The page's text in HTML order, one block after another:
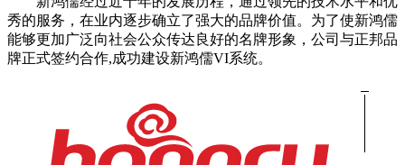
秀的服务，在业内逐步确立了强大的品牌价值。为了使新鸿儒
能够更加广泛向社会公众传达良好的名牌形象，公司与正邦品
牌正式签约合作,成功建设新鸿儒VI系统。